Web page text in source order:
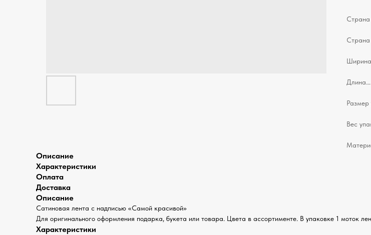
Вес
Описание
Характеристики
Оплата
Доставка
Описание
Сатиновая лента с надписью «Самой красивой»
Для оригинального оформления подарка, букета или товара. Цвета в ассортименте. В упаковке 1 моток
Характеристики